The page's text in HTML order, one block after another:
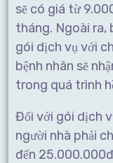
sẽ có giá từ
tháng. Ngoài ra,
gói dịch vụ với
bệnh nhân sẽ
trong quá trình
Đối với gói dịch
người nhà phải
đến